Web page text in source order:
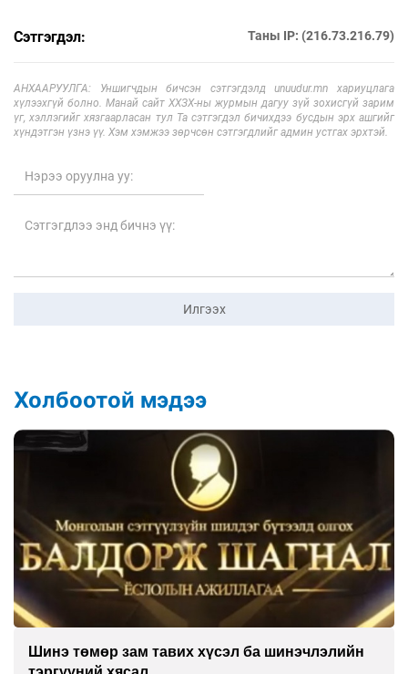
Сэтгэгдэл: Таны IP: (216.73.216.79)
АНХААРУУЛГА: Уншигчдын бичсэн сэтгэгдэлд unuudur.mn хариуцлага
хүлээхгүй болно. Манай сайт ХХЗХ-ны журмын дагуу зүй зохисгүй зарим
үг, хэллэгийг хязгаарласан тул Та сэтгэгдэл бичихдээ бусдын эрх ашгийг
хүндэтгэн үзнэ үү. Хэм хэмжээ зөрчсөн сэтгэгдлийг админ устгах эрхтэй.
Илгээх
Холбоотой мэдээ
Шинэ төмөр зам тавих хүсэл ба шинэчлэлийн